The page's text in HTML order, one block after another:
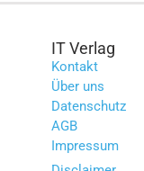
IT Verlag
Kontakt
Über uns
Datenschutz
AGB
Impressum